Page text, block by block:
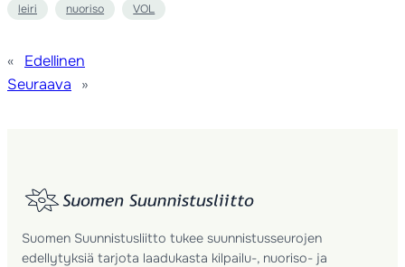
leiri nuoriso VOL
«
Edellinen
Seuraava
»
Suomen Suunnistusliitto tukee suunnistusseurojen
edellytyksiä tarjota laadukasta kilpailu-, nuoriso- ja